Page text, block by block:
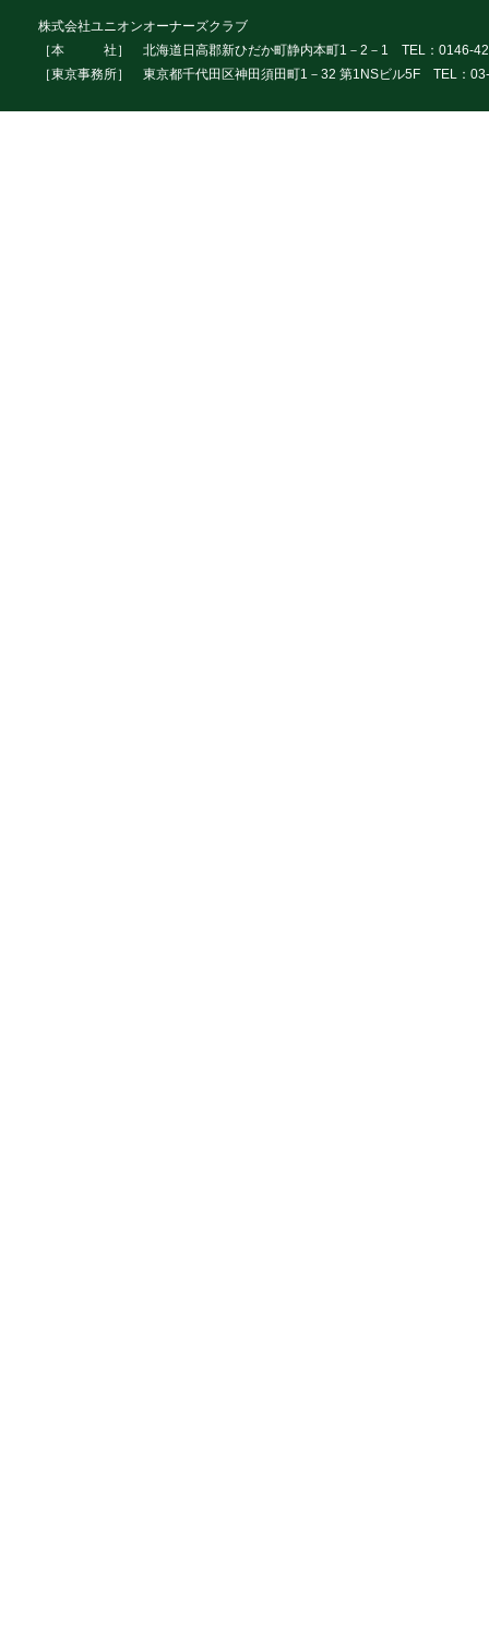
株式会社ユニオンオーナーズクラブ
［本 社］ 北海道日高郡新ひだか町静内本町1－2－1 TEL：0146-
［東京事務所］ 東京都千代田区神田須田町1－32 第1NSビル5F TEL：